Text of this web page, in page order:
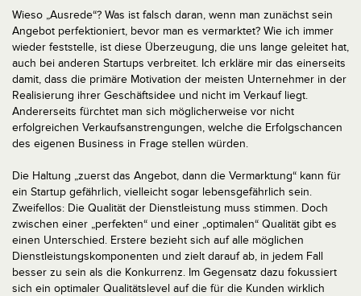
Wieso „Ausrede“? Was ist falsch daran, wenn man zunächst sein
Angebot perfektioniert, bevor man es vermarktet? Wie ich immer
wieder feststelle, ist diese Überzeugung, die uns lange geleitet hat,
auch bei anderen Startups verbreitet. Ich erkläre mir das einerseits
damit, dass die primäre Motivation der meisten Unternehmer in der
Realisierung ihrer Geschäftsidee und nicht im Verkauf liegt.
Andererseits fürchtet man sich möglicherweise vor nicht
erfolgreichen Verkaufsanstrengungen, welche die Erfolgschancen
des eigenen Business in Frage stellen würden.
Die Haltung „zuerst das Angebot, dann die Vermarktung“ kann für
ein Startup gefährlich, vielleicht sogar lebensgefährlich sein.
Zweifellos: Die Qualität der Dienstleistung muss stimmen. Doch
zwischen einer „perfekten“ und einer „optimalen“ Qualität gibt es
einen Unterschied. Erstere bezieht sich auf alle möglichen
Dienstleistungskomponenten und zielt darauf ab, in jedem Fall
besser zu sein als die Konkurrenz. Im Gegensatz dazu fokussiert
sich ein optimaler Qualitätslevel auf die für die Kunden wirklich